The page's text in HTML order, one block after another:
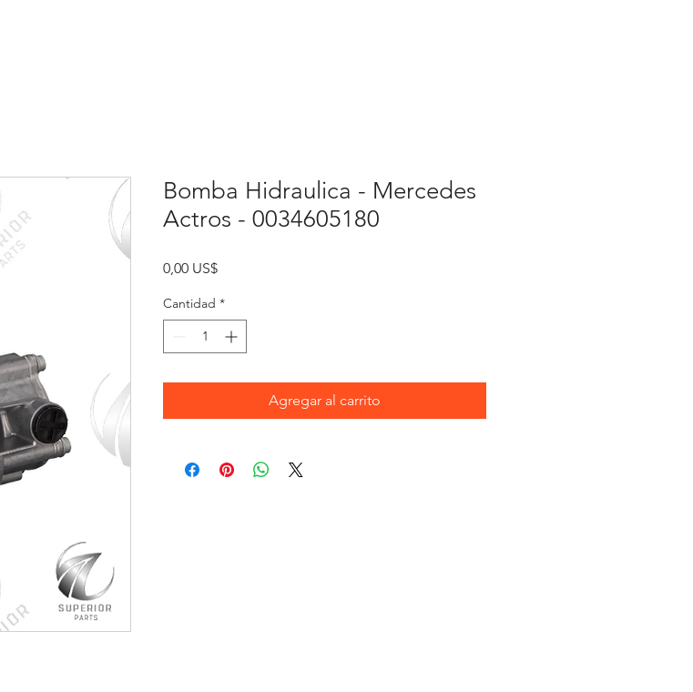
Bomba Hidraulica - Mercedes
Actros - 0034605180
0,00 US$Precio
Cantidad *
Agregar al carrito